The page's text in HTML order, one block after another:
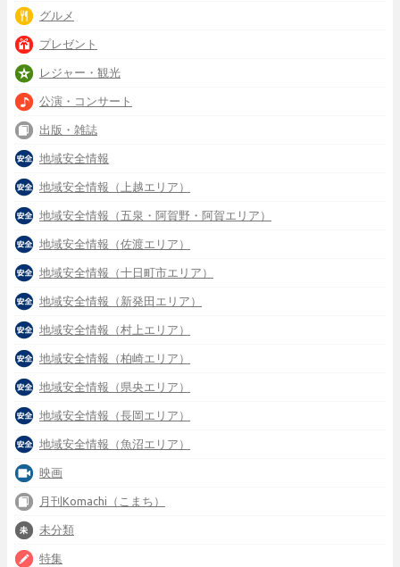
グルメ
プレゼント
レジャー・観光
公演・コンサート
出版・雑誌
地域安全情報
地域安全情報（上越エリア）
地域安全情報（五泉・阿賀野・阿賀エリア）
地域安全情報（佐渡エリア）
地域安全情報（十日町市エリア）
地域安全情報（新発田エリア）
地域安全情報（村上エリア）
地域安全情報（柏崎エリア）
地域安全情報（県央エリア）
地域安全情報（長岡エリア）
地域安全情報（魚沼エリア）
映画
月刊Komachi（こまち）
未分類
特集